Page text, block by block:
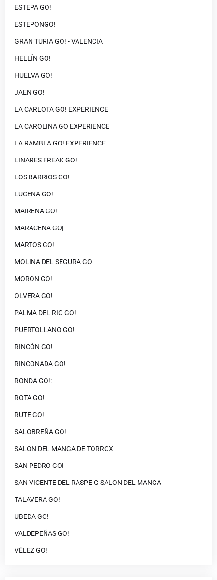
ESTEPA GO!
ESTEPONGO!
GRAN TURIA GO! - VALENCIA
HELLÍN GO!
HUELVA GO!
JAEN GO!
LA CARLOTA GO! EXPERIENCE
LA CAROLINA GO EXPERIENCE
LA RAMBLA GO! EXPERIENCE
LINARES FREAK GO!
LOS BARRIOS GO!
LUCENA GO!
MAIRENA GO!
MARACENA GO|
MARTOS GO!
MOLINA DEL SEGURA GO!
MORON GO!
OLVERA GO!
PALMA DEL RIO GO!
PUERTOLLANO GO!
RINCÓN GO!
RINCONADA GO!
RONDA GO!:
ROTA GO!
RUTE GO!
SALOBREÑA GO!
SALON DEL MANGA DE TORROX
SAN PEDRO GO!
SAN VICENTE DEL RASPEIG SALON DEL MANGA
TALAVERA GO!
UBEDA GO!
VALDEPEÑAS GO!
VÉLEZ GO!